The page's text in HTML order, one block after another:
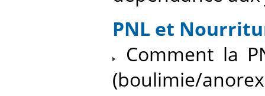
PNL et
Comment la
(boulimie/